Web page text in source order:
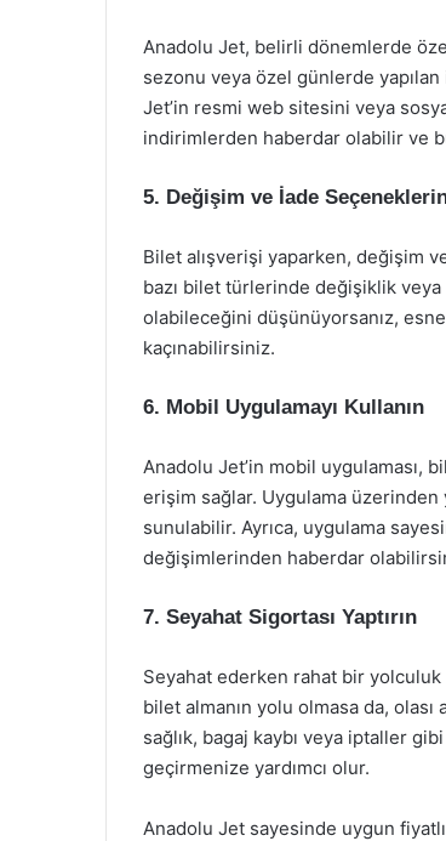
Anadolu Jet, belirli dönemlerde
sezonu veya özel günlerde
Jet’in resmi web sitesini veya
indirimlerden haberdar olabilir ve
5. Değişim ve İade
Bilet alışverişi yaparken, değişim
bazı bilet türlerinde değişiklik veya
olabileceğini düşünüyorsanız,
kaçınabilirsiniz.
6. Mobil Uygulamayı Kullanın
Anadolu Jet’in mobil uygulaması,
erişim sağlar. Uygulama üzerinden
sunulabilir. Ayrıca, uygulama
değişimlerinden haberdar
7. Seyahat Sigortası Yaptırın
Seyahat ederken rahat bir
bilet almanın yolu olmasa da,
sağlık, bagaj kaybı veya iptaller
geçirmenize yardımcı olur.
Anadolu Jet sayesinde uygun